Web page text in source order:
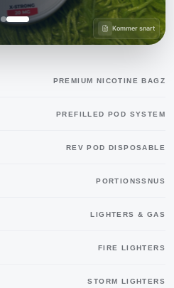
PREMIUM NICOTINE BAGZ
PREFILLED POD SYSTEM
REV POD DISPOSABLE
PORTIONSSNUS
LIGHTERS & GAS
FIRE LIGHTERS
STORM LIGHTERS
Kommer snart